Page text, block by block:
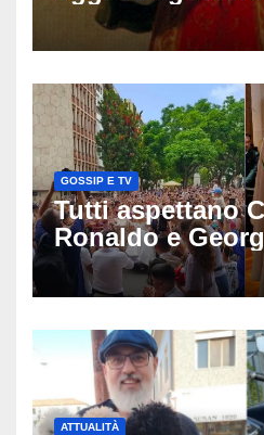
gif di auguri da
sui social
GOSSIP E TV
Tutti aspettano
Ronaldo e
alla cattedrale:
matrimonio era
ATTUALITÀ